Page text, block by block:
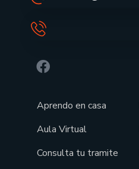
Aprendo en casa
Aula Virtual
Consulta tu tramite